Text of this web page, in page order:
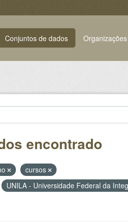
Conjuntos de dados Organizações
encontrado
cursos
UNILA - Universidade Federal da